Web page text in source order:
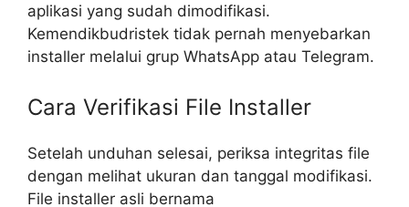
aplikasi yang sudah dimodifikasi.
Kemendikbudristek tidak pernah menyebarkan
installer melalui grup WhatsApp atau Telegram.
Cara Verifikasi File Installer
Setelah unduhan selesai, periksa integritas file
dengan melihat ukuran dan tanggal modifikasi.
File installer asli bernama